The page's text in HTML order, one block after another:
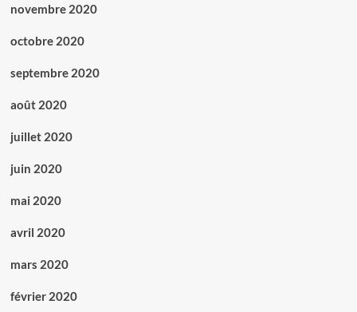
novembre 2020
octobre 2020
septembre 2020
août 2020
juillet 2020
juin 2020
mai 2020
avril 2020
mars 2020
février 2020